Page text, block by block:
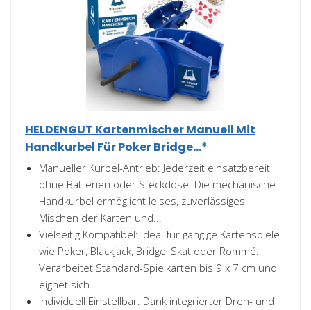
HELDENGUT Kartenmischer Manuell Mit
Handkurbel Für Poker Bridge...*
Manueller Kurbel-Antrieb: Jederzeit einsatzbereit
ohne Batterien oder Steckdose. Die mechanische
Handkurbel ermöglicht leises, zuverlässiges
Mischen der Karten und...
Vielseitig Kompatibel: Ideal für gängige Kartenspiele
wie Poker, Blackjack, Bridge, Skat oder Rommé.
Verarbeitet Standard-Spielkarten bis 9 x 7 cm und
eignet sich...
Individuell Einstellbar: Dank integrierter Dreh- und